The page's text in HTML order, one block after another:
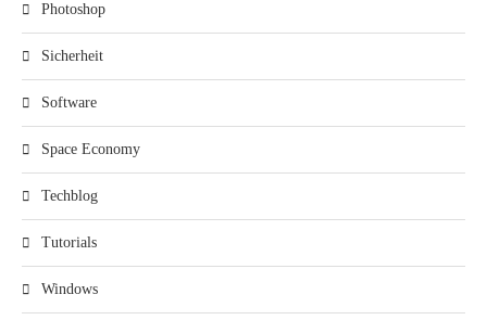
Photoshop
Sicherheit
Software
Space Economy
Techblog
Tutorials
Windows